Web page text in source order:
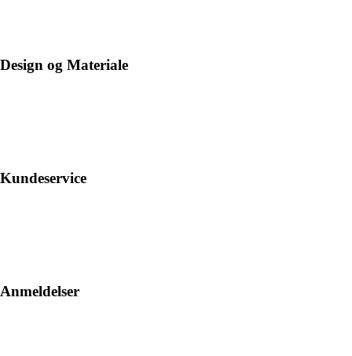
Design og Materiale
Kundeservice
Anmeldelser